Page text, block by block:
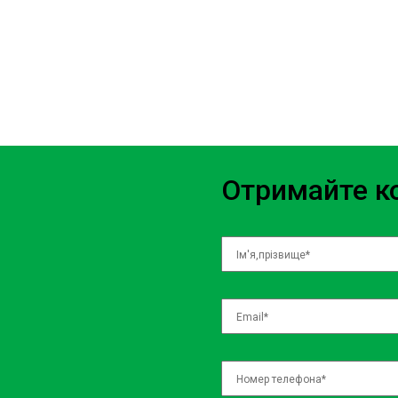
Замовте діагностику підсосу
Якщо у вас виникли підозри на проблеми з роботою двигуна,
Борщагівка. Наші спеціалісти проведуть детальну діагностику
Ми пропонуємо комплексне обслуговування, що включає не
огляд усього автомобіля. Таким чином, ви можете бути
Отримайте